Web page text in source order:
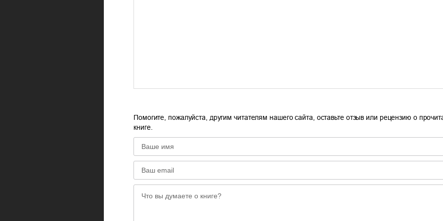
Помогите, пожалуйста, другим читателям нашего сайта, оставьте отзыв или рецензию о
книге.